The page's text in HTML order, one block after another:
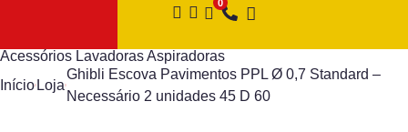
Acessórios Lavadoras Aspiradoras
Início Loja
Ghibli Escova Pavimentos PPL Ø 0,7 Standard –
Necessário 2 unidades 45 D 60